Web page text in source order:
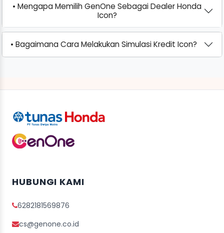
• Mengapa Memilih GenOne Sebagai Dealer Honda
Icon?
• Bagaimana Cara Melakukan Simulasi Kredit Icon?
HUBUNGI KAMI
6282181569876
cs@genone.co.id